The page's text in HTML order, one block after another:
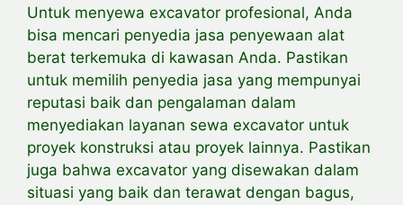
Untuk menyewa excavator profesional, Anda
bisa mencari penyedia jasa penyewaan alat
berat terkemuka di kawasan Anda. Pastikan
untuk memilih penyedia jasa yang mempunyai
reputasi baik dan pengalaman dalam
menyediakan layanan sewa excavator untuk
proyek konstruksi atau proyek lainnya. Pastikan
juga bahwa excavator yang disewakan dalam
situasi yang baik dan terawat dengan bagus,